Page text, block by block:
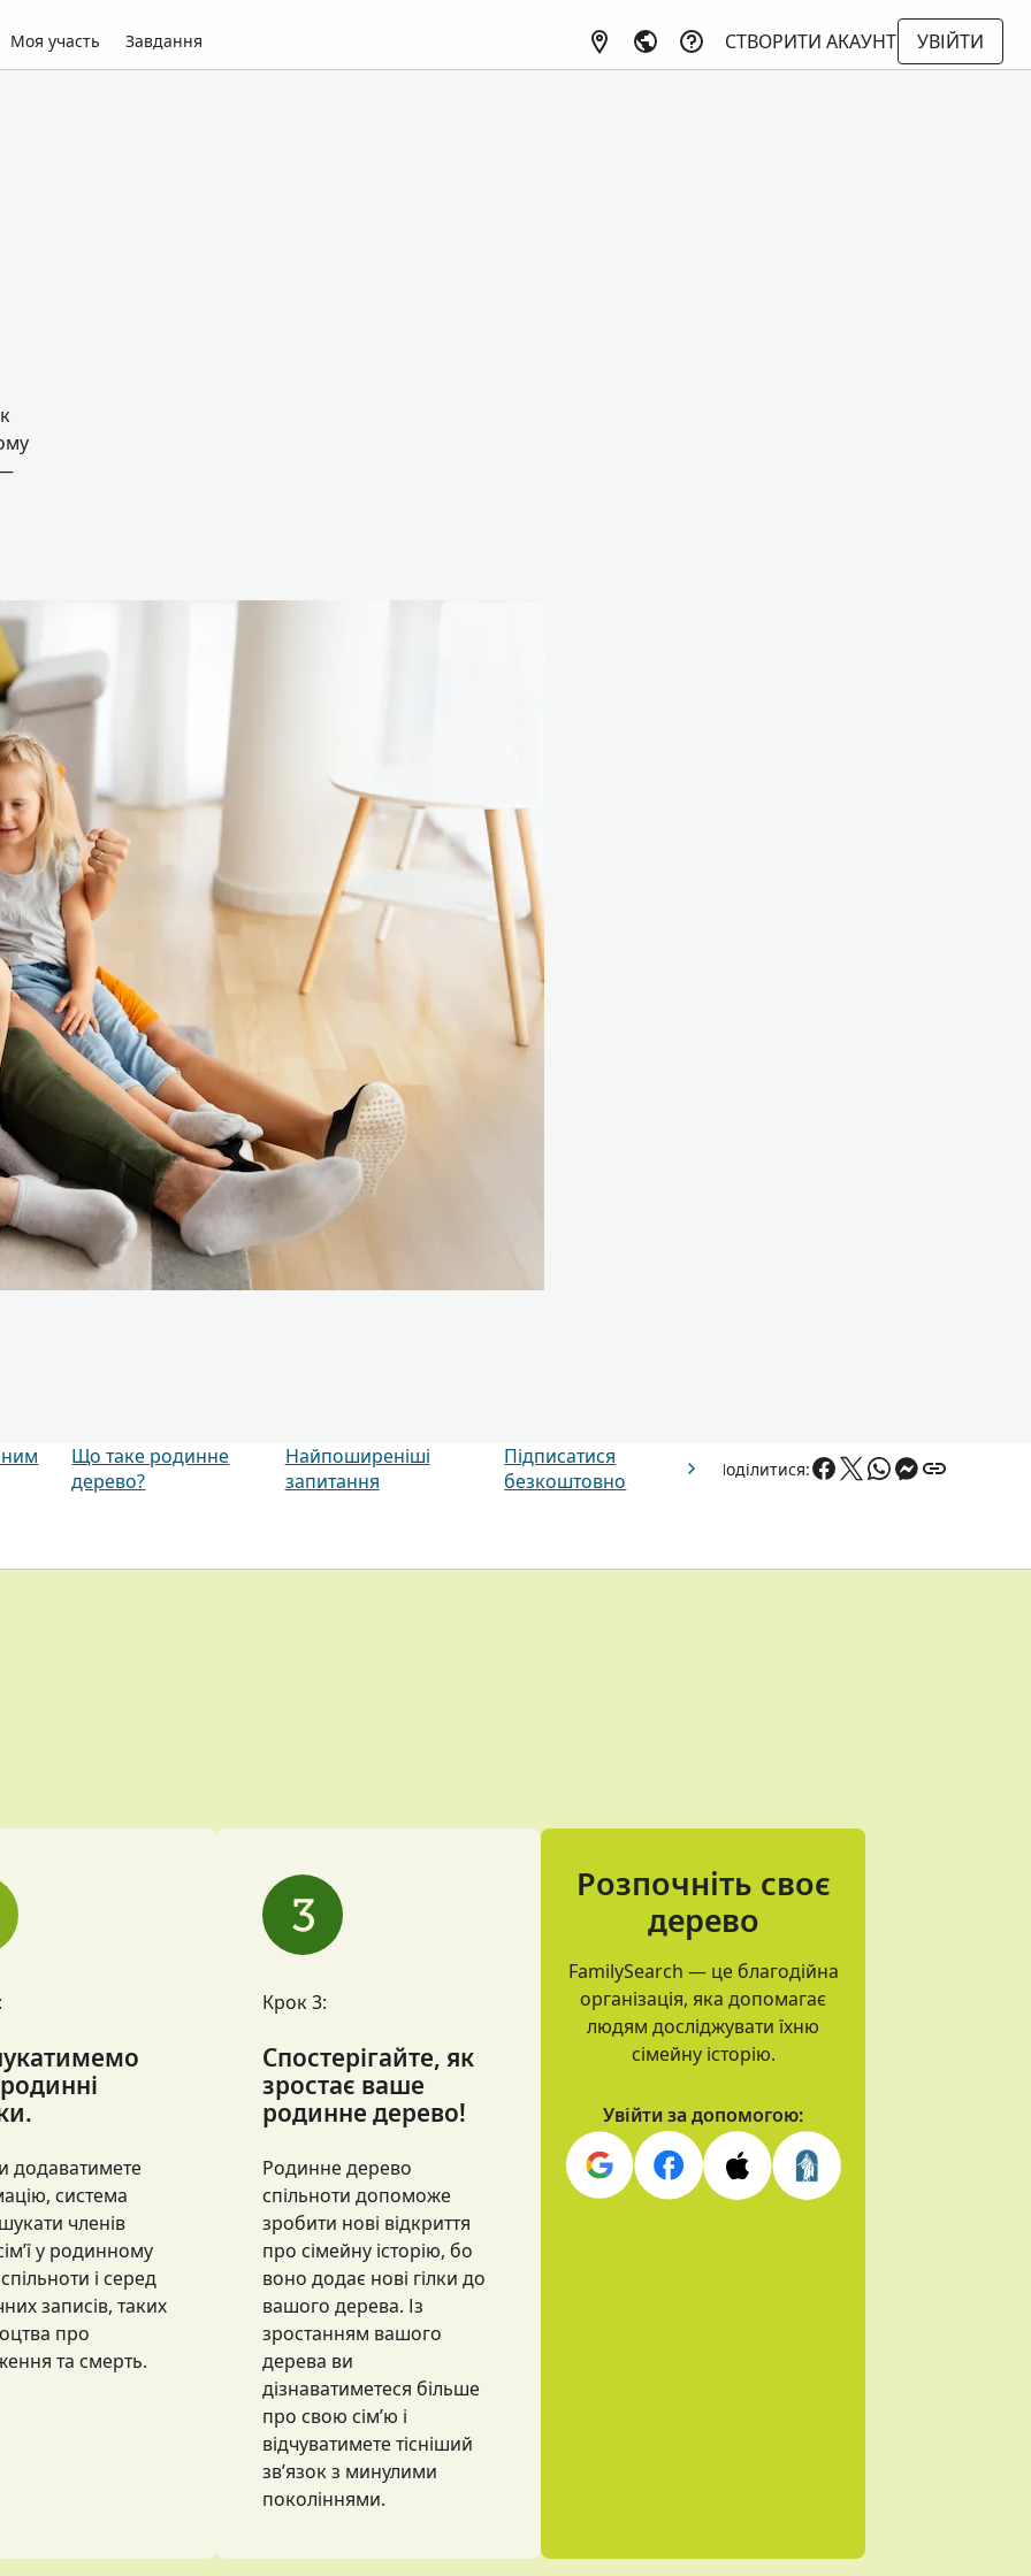
Моя участь Завдання СТВОРИТИ АКАУНТ УВІЙТИ
Що таке родинне
дерево?
Найпоширеніші
запитання
Підписатися
безкоштовно
Поділитися:
додаватимете
система
членів
у родинному
і серед
записів, таких
про
та смерть.
Крок 3:
Спостерігайте, як
зростає ваше
родинне дерево!
Родинне дерево
спільноти допоможе
зробити нові відкриття
про сімейну історію, бо
воно додає нові гілки до
вашого дерева. Із
зростанням вашого
дерева ви
дізнаватиметеся більше
про свою сім’ю і
відчуватимете тісніший
зв’язок з минулими
поколіннями.
Розпочніть своє
дерево
FamilySearch — це благодійна
організація, яка допомагає
людям досліджувати їхню
сімейну історію.
Увійти за допомогою: